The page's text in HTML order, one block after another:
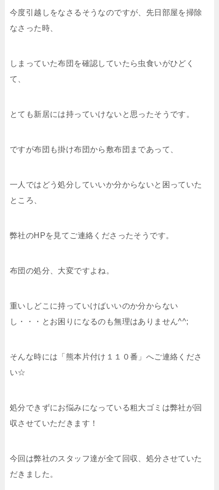
今度引越しをなさるそうなのですが、先日部屋を掃除
なさった時、
しまっていた布団を確認していたら虫食いがひどく
て、
とても新居には持っていけないと思ったそうです。
ですが布団も掛け布団から敷布団まであって、
一人ではどう処分していいか分からないと困っていた
ところ、
弊社のHPを見てご連絡くださったそうです。
布団の処分、大変ですよね。
重いしどこに持っていけばいいのか分からない
し・・・とお困りになるのも無理はありません^^;
そんな時には「熊本片付け１１０番」へご連絡くださ
い☆
処分できずにお悩みになっている粗大ゴミは弊社が回
収させていただきます！
今回は弊社のスタッフ達が全て回収、処分させていた
だきました。